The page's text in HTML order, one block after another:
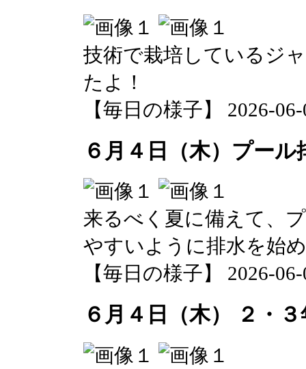
技術で栽培しているジ
たよ！
【毎日の様子】 2026-
６月４日（木）プール
来るべく夏に備えて、
やすいように排水を始
【毎日の様子】 2026-
６月４日（木） ２・